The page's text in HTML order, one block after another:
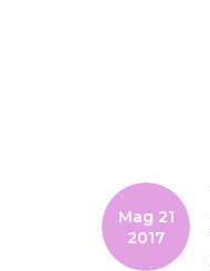
Mag 21
2017